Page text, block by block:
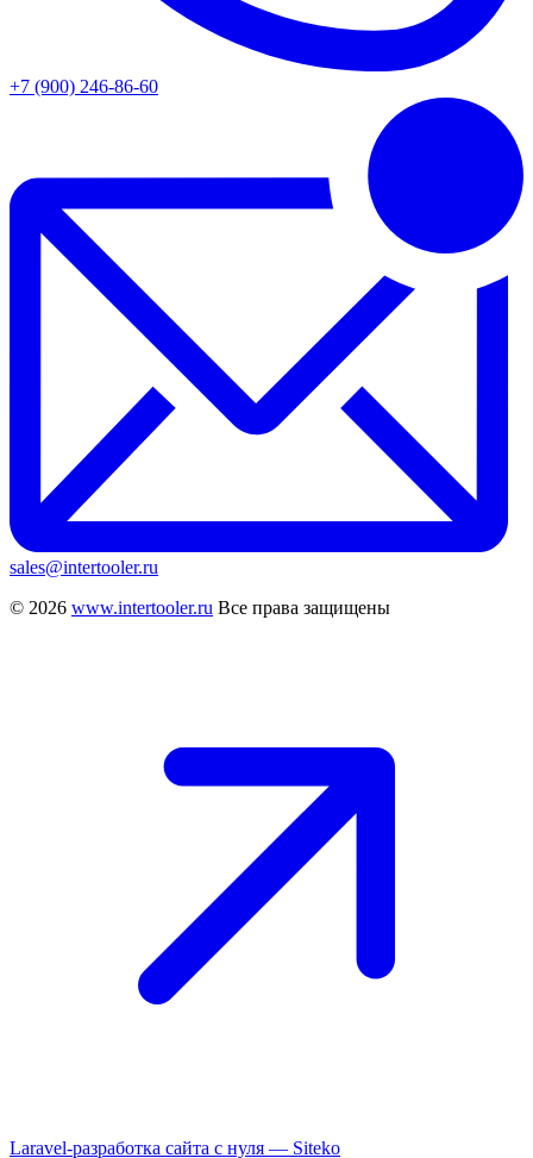
+7 (900) 246-86-60
sales@intertooler.ru
© 2026 www.intertooler.ru Все права защищены
Laravel-разработка сайта с нуля — Siteko